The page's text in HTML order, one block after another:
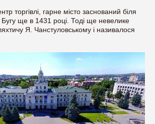
торгівлі, гарне місто заснований біля
Бугу ще в 1431 році. Тоді ще невелике
Я. Чанстуловському і називалося